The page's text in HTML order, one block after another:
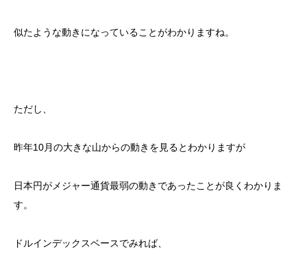
似たような動きになっていることがわかりますね。
ただし、
昨年10月の大きな山からの動きを見るとわかりますが
日本円がメジャー通貨最弱の動きであったことが良くわかりま
す。
ドルインデックスベースでみれば、